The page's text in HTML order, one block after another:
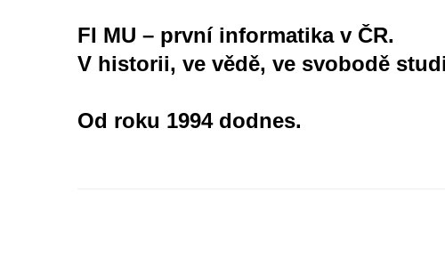
mailem.
(12) Prezentace
FI MU – první informatika v ČR.
V historii, ve vědě, ve svobodě
Od roku 1994 dodnes.